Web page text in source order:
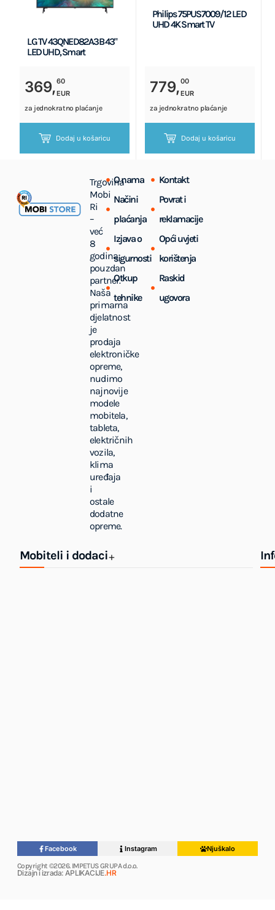
LG TV 43QNED82A3B 43"
LED UHD, Smart
369,60
EUR
za jednokratno plaćanje
Dodaj u košaricu
Philips 75PUS7009/12 LED
UHD 4K Smart TV
779,00
EUR
za jednokratno plaćanje
Dodaj u košaricu
Trgovina
Mobi
Ri
–
već
8
godina
pouzdan
partner.
Naša
primarna
djelatnost
je
prodaja
elektroničke
opreme,
nudimo
najnovije
modele
mobitela,
tableta,
električnih
vozila,
klima
uređaja
i
ostale
dodatne
opreme.
O nama
Kontakt
Načini
plaćanja
Povrat i
reklamacije
Izjava o
sigurnosti
Opći uvjeti
korištenja
Otkup
tehnike
Raskid
ugovora
Facebook Instagram
Njuškalo
Copyright ©2026. IMPETUS GRUPA d.o.o.
Dizajn i izrada: APLIKACIJE.HR
Mobiteli i dodaci+